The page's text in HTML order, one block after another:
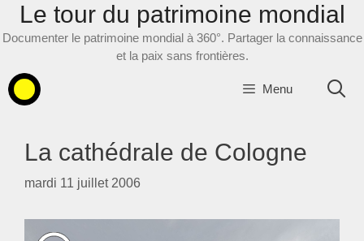
AllerLe tour du patrimoine mondial
Documenter le patrimoine mondial à 360°. Partager la connaissance
et la paix sans frontières.
Menu
La cathédrale de Cologne
mardi 11 juillet 2006